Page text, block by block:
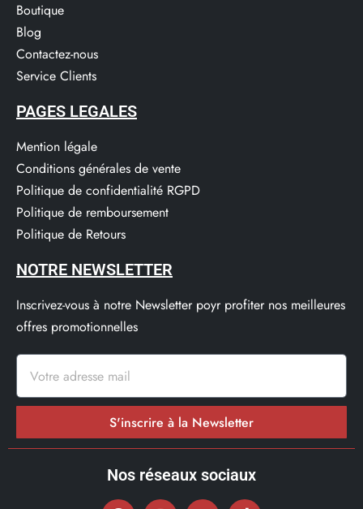
Boutique
Blog
Contactez-nous
Service Clients​
PAGES LEGALES
Mention légale
Conditions générales de vente
Politique de confidentialité RGPD
Politique de remboursement
Politique de Retours
NOTRE NEWSLETTER
Inscrivez-vous à notre Newsletter poyr profiter nos meilleures
offres promotionnelles
S'inscrire à la Newsletter
Nos réseaux sociaux